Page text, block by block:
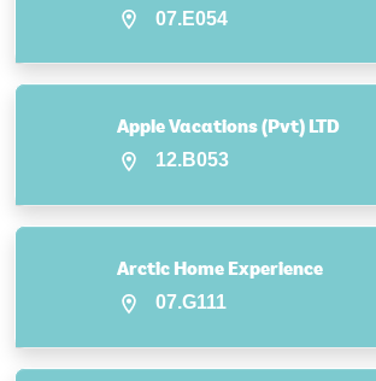
07.E054
Apple Vacations (Pvt) LTD
12.B053
Arctic Home Experience
07.G111